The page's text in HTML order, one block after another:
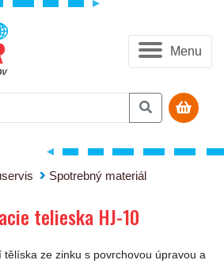
Menu
Spotrebný materiál
telieska HJ-10
telieska HJ-10
tělíska ze zinku s povrchovou úpravou a